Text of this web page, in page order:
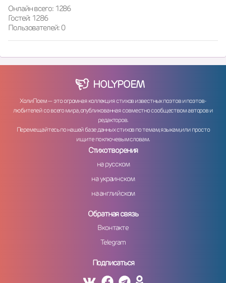
Онлайн всего: 1286
Гостей: 1286
Пользователей: 0
HOLYPOEM
ХолиПоем — это огромная коллекция стихов известных поэтов и поэтов-
любителей со всего мира, опубликованная совместно сообществом авторов и
редакторов.
Перемещайтесь по нашей базе данных стихов по темам, языкам, или просто
ищите по ключевым словам.
Стихотворения
на русском
на украинском
на английском
Обратная связь
Вконтакте
Telegram
Подписаться